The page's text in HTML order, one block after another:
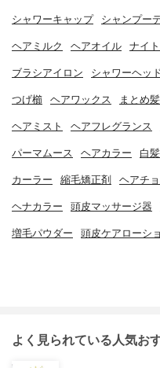
シャワーキャップ シャンプー
ヘアミルク ヘアオイル ナイ
ブラシアイロン シャワーヘッ
つげ櫛 ヘアワックス まとめ
ヘアミスト ヘアフレグランス
パーマムース ヘアカラー 白
カーラー 縮毛矯正剤 ヘアチ
ヘナカラー 頭皮マッサージ器
増毛パウダー 頭皮ケアローシ
よく見られている人気お